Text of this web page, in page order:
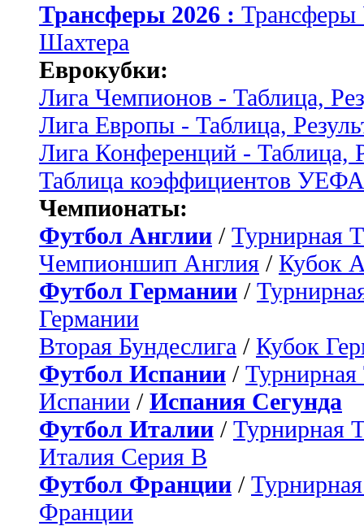
Трансферы 2026 :
Шахтера
Еврокубки:
Лига Чемпионов - Таблица,
Лига Европы - Таблица,
Лига Конференций - Таблица,
Таблица коэффициентов УЕФА
Чемпионаты:
Футбол Англии / Турнирная
Чемпионшип Англия / Кубок
Футбол Германии /
Германии
Вторая Бундеслига / Кубок
Футбол Испании / Турнирная
Испании / Испания Сегунда
Футбол Италии / Турнирная
Италия Серия B
Футбол Франции /
Франции